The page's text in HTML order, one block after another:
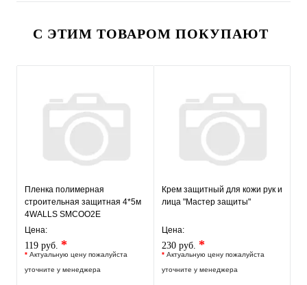
С ЭТИМ ТОВАРОМ ПОКУПАЮТ
Пленка полимерная
строительная защитная 4*5м
4WALLS SMCOO2E
Цена:
119 руб. *
* Актуальную цену пожалуйста
уточните у менеджера
Крем защитный для кожи рук и
лица "Мастер защиты"
Цена:
230 руб. *
* Актуальную цену пожалуйста
уточните у менеджера